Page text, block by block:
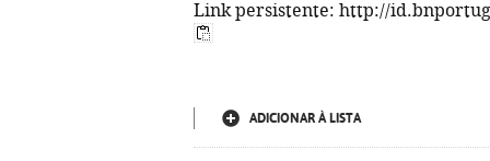
Link persistente: http://
ADICIONAR À LISTA